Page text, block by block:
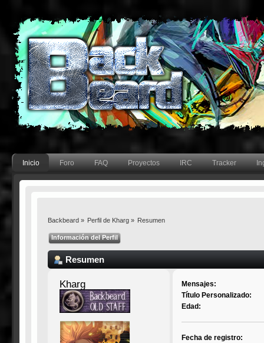
Inicio Foro FAQ Proyectos IRC Tracker
Backbeard» Perfil de Kharg» Resumen
Información del Perfil
Resumen
Kharg
Mensajes:
Título Personalizado:
Edad:
Fecha de registro: